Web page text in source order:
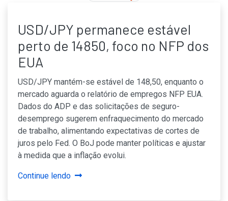
USD/JPY permanece estável
perto de 14850, foco no NFP dos
EUA
USD/JPY mantém-se estável de 148,50, enquanto o
mercado aguarda o relatório de empregos NFP EUA.
Dados do ADP e das solicitações de seguro-
desemprego sugerem enfraquecimento do mercado
de trabalho, alimentando expectativas de cortes de
juros pelo Fed. O BoJ pode manter políticas e ajustar
à medida que a inflação evolui.
Continue lendo